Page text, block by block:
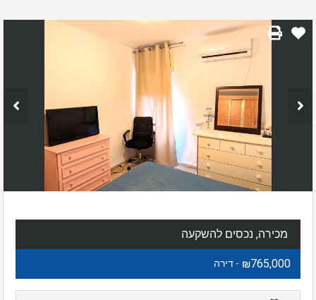
מכירה, נכסים להשקעה
₪765,000 - דירה